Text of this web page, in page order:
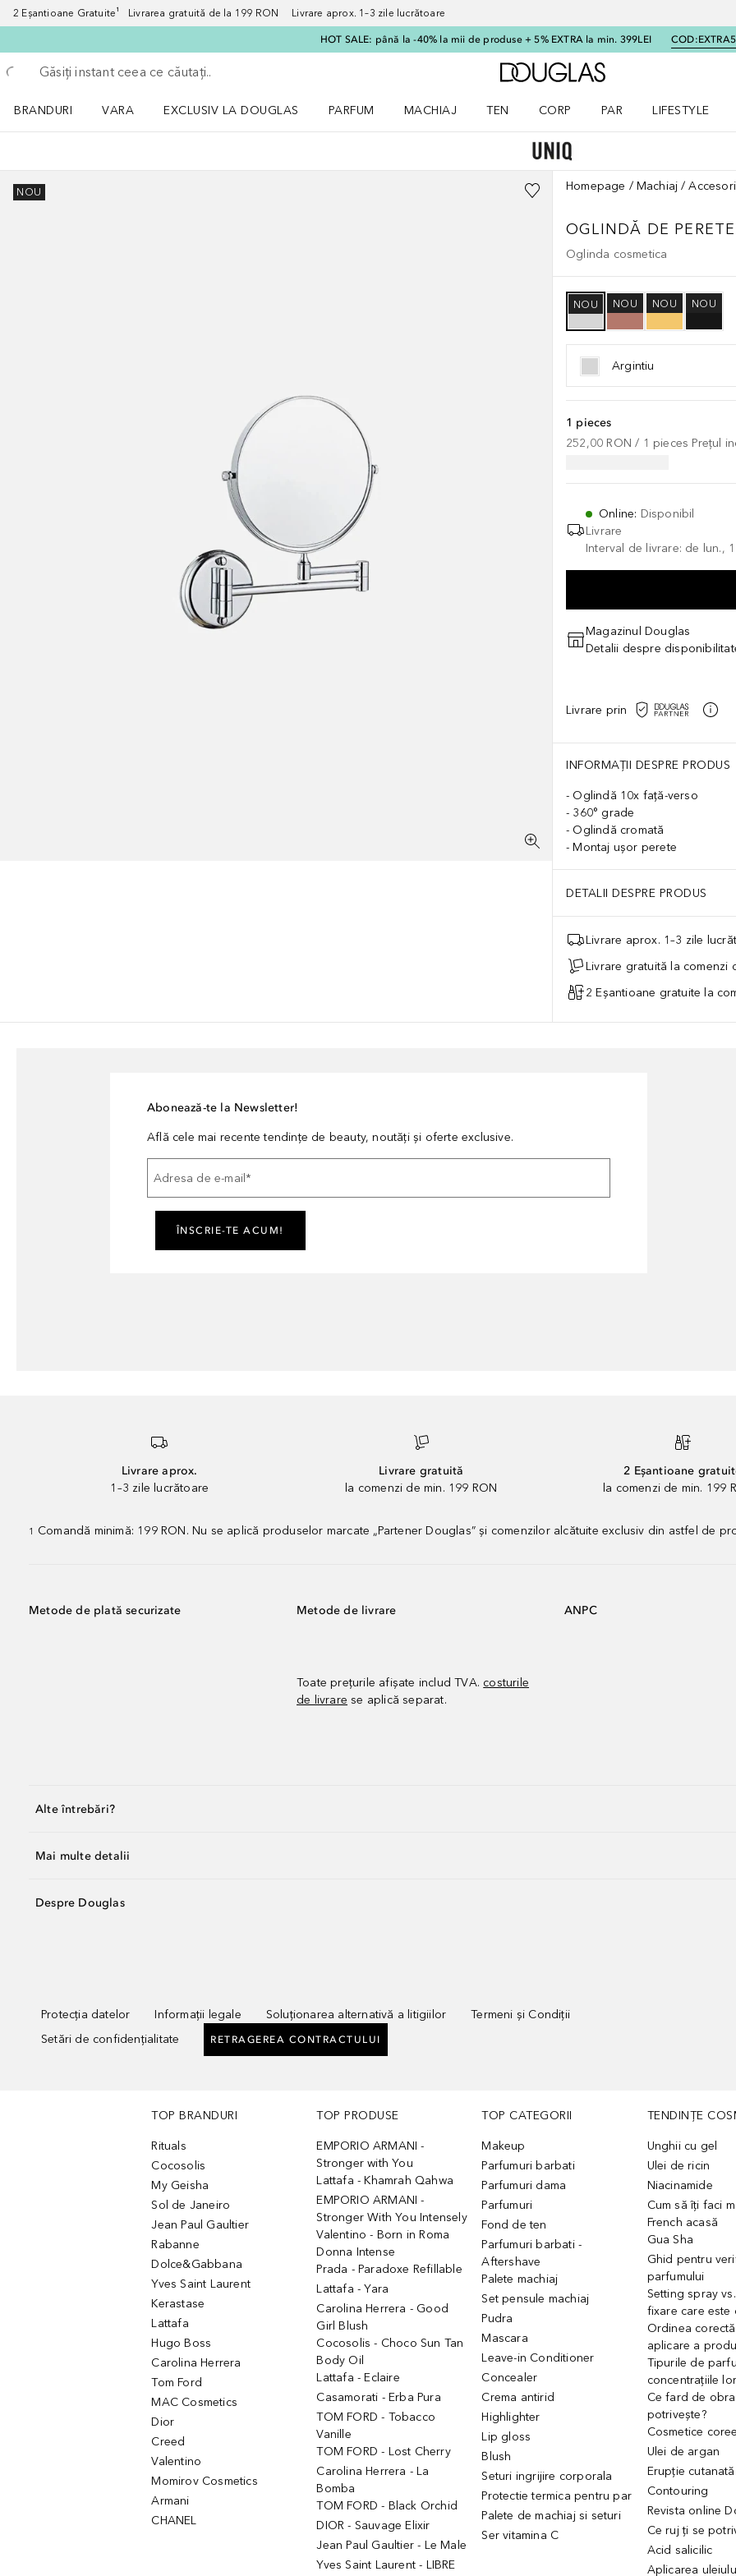
2 Eșantioane Gratuite¹ Livrarea gratuită de la 199 RON Livrare aprox. 1–3 zile lucrătoare
HOT SALE: până la -40% la mii de produse + 5% EXTRA la min. 399LEI COD:
Înapoi
Executați căutarea
Către pagina principală
BRANDURI
VARA
EXCLUSIV LA DOUGLAS
PARFUM
MACHIAJ
TEN
CORP
PAR
LIFESTYLE
NOU Homepage Machiaj
OGLINDĂ DE
Oglinda cosmetica
NOU NOU NOU NOU
Argintiu
1 pieces
252,00 RON / 1 pieces Prețul
Online: Disponibil
Livrare
Interval de livrare: de lun.,
Magazinul Douglas
Detalii despre
Livrare prin
INFORMAȚII DESPRE PRODUS
Oglindă 10x față-verso
360° grade
Oglindă cromată
Montaj ușor perete
DETALII DESPRE PRODUS
Livrare aprox. 1–3 zile
Livrare gratuită la comenzi
2 Eșantioane gratuite la
Abonează-te la Newsletter!
Află cele mai recente tendințe de beauty, noutăți și oferte exclusive.
Adresa de e-mail *
ÎNSCRIE-TE ACUM!
Livrare aprox.
1–3 zile lucrătoare
Livrare gratuită
la comenzi de min. 199 RON
2 Eșantioane
la comenzi de min. 199
1 Comandă minimă: 199 RON. Nu se aplică produselor marcate „Partener Douglas” și comenzilor alcătuite exclusiv din astfel de
Metode de plată securizate Metode de livrare
Toate prețurile afișate includ TVA. costurile
de livrare se aplică separat.
ANPC
Alte întrebări?
Mai multe detalii
Despre Douglas
Protecția datelor Informații legale Soluționarea alternativă a litigiilor
Termeni și Condiții
Setări de confidențialitate
RETRAGEREA CONTRACTULUI
TOP BRANDURI
Rituals
Cocosolis
My Geisha
Sol de Janeiro
Jean Paul Gaultier
Rabanne
Dolce&Gabbana
Yves Saint Laurent
Kerastase
Lattafa
Hugo Boss
Carolina Herrera
Tom Ford
MAC Cosmetics
Dior
Creed
Valentino
Momirov Cosmetics
Armani
CHANEL
TOP PRODUSE
EMPORIO ARMANI -
Stronger with You
Lattafa - Khamrah Qahwa
EMPORIO ARMANI -
Stronger With You Intensely
Valentino - Born in Roma
Donna Intense
Prada - Paradoxe Refillable
Lattafa - Yara
Carolina Herrera - Good
Girl Blush
Cocosolis - Choco Sun Tan
Body Oil
Lattafa - Eclaire
Casamorati - Erba Pura
TOM FORD - Tobacco
Vanille
TOM FORD - Lost Cherry
Carolina Herrera - La
Bomba
TOM FORD - Black Orchid
DIOR - Sauvage Elixir
Jean Paul Gaultier - Le Male
Yves Saint Laurent - LIBRE
TOP CATEGORII
Makeup
Parfumuri barbati
Parfumuri dama
Parfumuri
Fond de ten
Parfumuri barbati -
Aftershave
Palete machiaj
Set pensule machiaj
Pudra
Mascara
Leave-in Conditioner
Concealer
Crema antirid
Highlighter
Lip gloss
Blush
Seturi ingrijire corporala
Protectie termica pentru par
Palete de machiaj si seturi
Ser vitamina C
TENDINȚE
Unghii cu gel
Ulei de ricin
Niacinamide
Cum să îți faci
French acasă
Gua Sha
Ghid pentru
parfumului
Setting spray
fixare care este
Ordinea
aplicare a
Tipurile de
concentrațiile
Ce fard de
potrivește?
Cosmetice
Ulei de argan
Erupție
Contouring
Revista online
Ce ruj ți se
Acid salicilic
Aplicarea